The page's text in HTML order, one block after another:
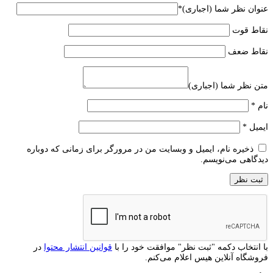
عنوان نظر شما (اجباری)*
نقاط قوت
نقاط ضعف
متن نظر شما (اجباری)
نام *
ایمیل *
ذخیره نام، ایمیل و وبسایت من در مرورگر برای زمانی که دوباره
دیدگاهی می‌نویسم.
با انتخاب دکمه "ثبت نظر" موافقت خود را با قوانین انتشار محتوا در
فروشگاه آنلاین هیس اعلام می‌کنم.